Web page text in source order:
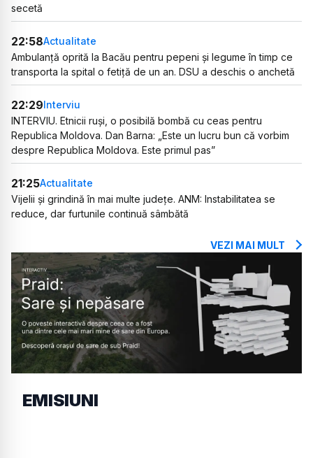
secetă
22:58Actualitate
Ambulanță oprită la Bacău pentru pepeni și legume în timp ce
transporta la spital o fetiță de un an. DSU a deschis o anchetă
22:29Interviu
INTERVIU. Etnicii ruși, o posibilă bombă cu ceas pentru
Republica Moldova. Dan Barna: „Este un lucru bun că vorbim
despre Republica Moldova. Este primul pas”
21:25Actualitate
Vijelii și grindină în mai multe județe. ANM: Instabilitatea se
reduce, dar furtunile continuă sâmbătă
VEZI MAI MULT
EMISIUNI